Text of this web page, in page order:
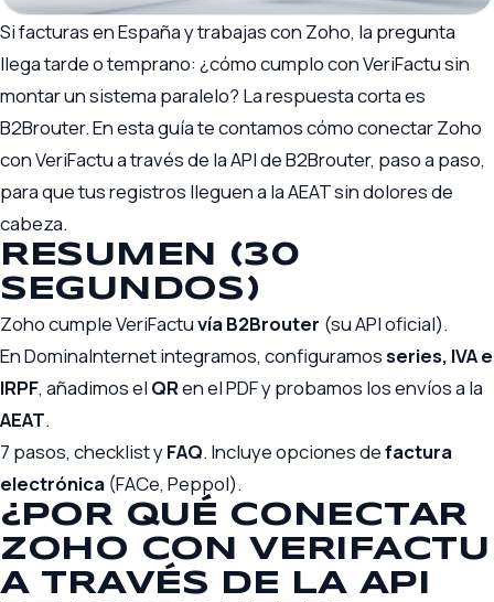
Si facturas en España y trabajas con Zoho, la pregunta
llega tarde o temprano: ¿cómo cumplo con VeriFactu sin
montar un sistema paralelo? La respuesta corta es
B2Brouter. En esta guía te contamos cómo conectar Zoho
con VeriFactu a través de la API de B2Brouter, paso a paso,
para que tus registros lleguen a la AEAT sin dolores de
cabeza.
RESUMEN (30
SEGUNDOS)
Zoho cumple VeriFactuvía B2Brouter (su API oficial).
En DominaInternet integramos, configuramosseries, IVA e
IRPF, añadimos el QRen el PDF y probamos los envíos a la
AEAT.
7 pasos, checklist yFAQ. Incluye opciones defactura
electrónica (FACe, Peppol).
¿POR QUÉ CONECTAR
ZOHO CON VERIFACTU
A TRAVÉS DE LA API